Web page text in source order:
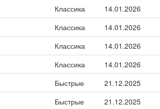
Классика 14.01.2026
Классика 14.01.2026
Классика 14.01.2026
Классика 14.01.2026
Быстрые 21.12.2025
Быстрые 21.12.2025